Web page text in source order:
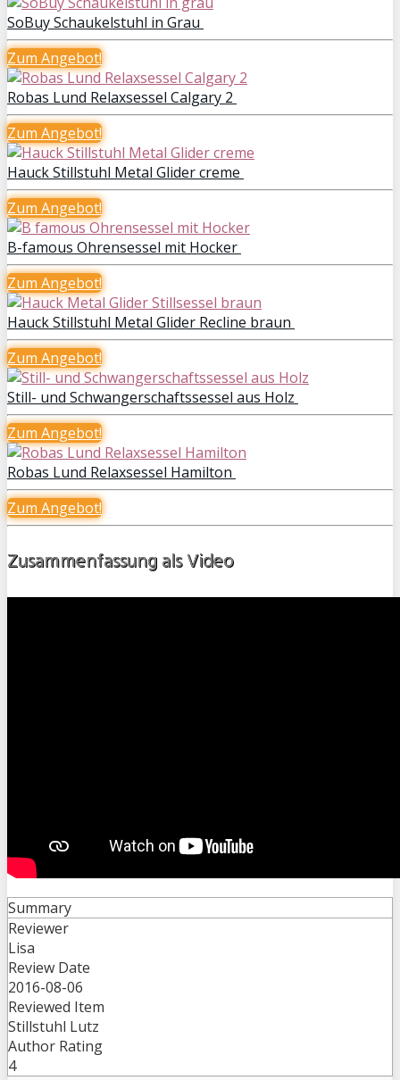
SoBuy Schaukelstuhl in Grau
Zum Angebot!
Robas Lund Relaxsessel Calgary 2
Zum Angebot!
Hauck Stillstuhl Metal Glider creme
Zum Angebot!
B-famous Ohrensessel mit Hocker
Zum Angebot!
Hauck Stillstuhl Metal Glider Recline braun
Zum Angebot!
Still- und Schwangerschaftssessel aus Holz
Zum Angebot!
Robas Lund Relaxsessel Hamilton
Zum Angebot!
Zusammenfassung als Video
Summary
Reviewer
Lisa
Review Date
2016-08-06
Reviewed Item
Stillstuhl Lutz
Author Rating
4